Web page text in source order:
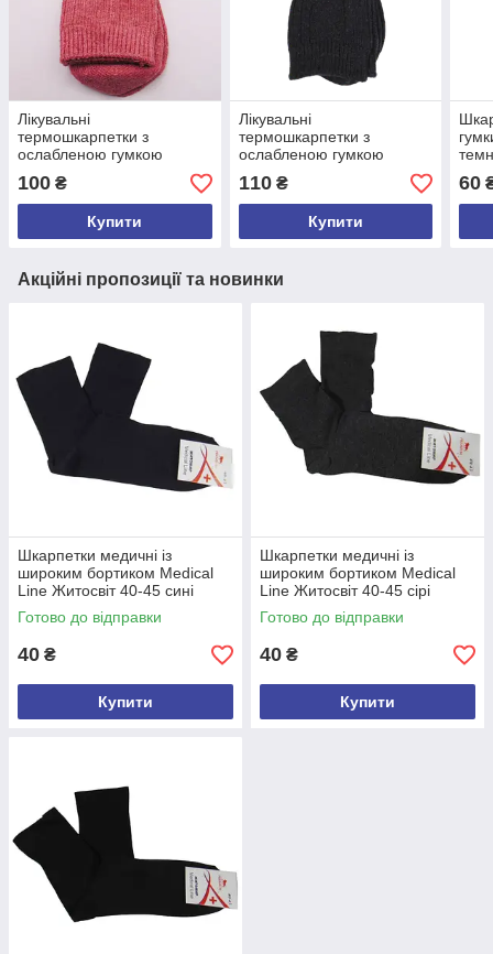
Лікувальні
термошкарпетки з
ослабленою гумкою
верблюжа вовна 37-41
рожеві Фена 8052
100 ₴
Купити
Лікувальні
термошкарпетки з
ослабленою гумкою
верблюжа вовна Корона
2550-2 37-41 темно-сині
110₴
Купити
60
Акційні пропозиції та новинки
Шкарпетки медичні із
широким бортиком Medical
Line Житосвіт 40-45 сині
Готово до відправки
40 ₴
Купити
Шкарпетки медичні із
широким бортиком Medical
Line Житосвіт 40-45 сірі
Готово до відправки
40 ₴
Купити